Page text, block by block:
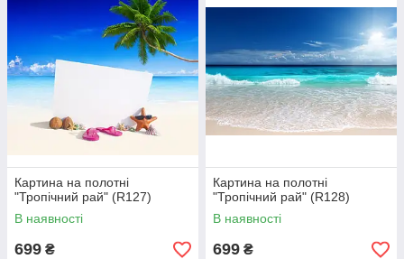
Картина на полотні
"Тропічний рай" (R127)
В наявності
699 ₴
Картина на полотні
"Тропічний рай" (R128)
В наявності
699 ₴